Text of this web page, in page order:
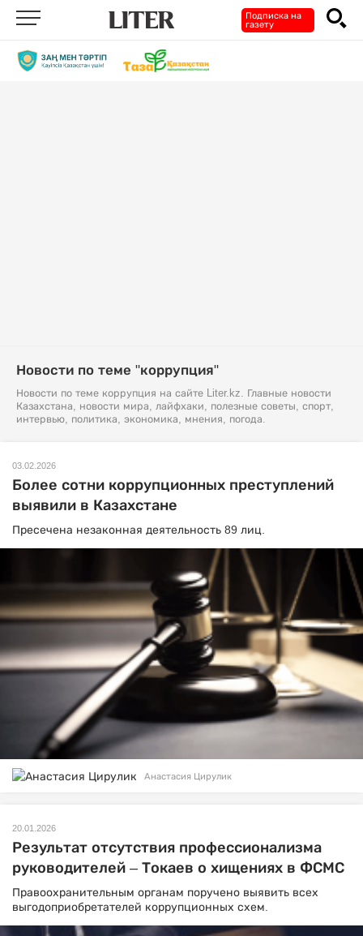
Подписка на
газету
Новости по теме "коррупция"
Новости по теме коррупция на сайте Liter.kz. Главные новости
Казахстана, новости мира, лайфхаки, полезные советы, спорт,
интервью, политика, экономика, мнения, погода.
03.02.2026
Более сотни коррупционных преступлений
выявили в Казахстане
Пресечена незаконная деятельность 89 лиц.
Анастасия Цирулик
20.01.2026
Результат отсутствия профессионализма
руководителей – Токаев о хищениях в ФСМС
Правоохранительным органам поручено выявить всех
выгодоприобретателей коррупционных схем.